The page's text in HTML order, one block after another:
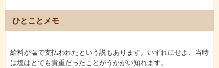
ひとことメモ
給料が塩で支払われたという説もあります。いずれにせよ、当時
は塩はとても貴重だったことがうかがい知れます。